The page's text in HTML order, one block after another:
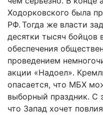
Ходорковского была
РФ. Тогда же власти
десятки тысяч бойцов
обеспечения
проведением
акции «Надоел».
опасается, что МБХ
выборный праздник. С
что Запад хочет